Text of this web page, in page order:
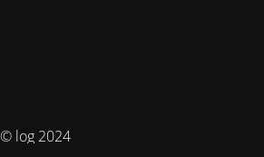
© log 2024